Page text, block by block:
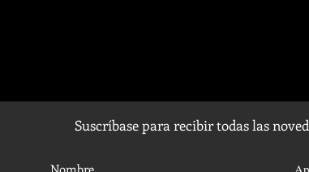
Suscríbase para recibir todas las